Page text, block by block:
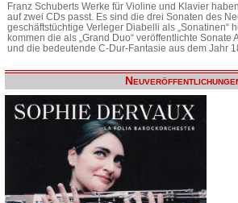
Franz Schuberts Werke für Violine und Klavier
auf zwei CDs passt. Es sind die drei Sonaten des
geschäftstüchtige Verleger Diabelli als „Sonatinen“
kommen die als „Grand Duo“ veröffentlichte Sonate
und die bedeutende C-Dur-Fantasie aus dem Jahr